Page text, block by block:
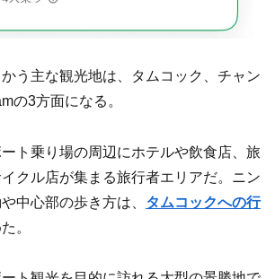
う主な観光地は、タムコック、チャン
の3方面になる。
ト乗り場の周辺にホテルや飲食店、旅
クル店が集まる旅行者エリアだ。ニン
中心部の歩き方は、 タムコックへの行
。